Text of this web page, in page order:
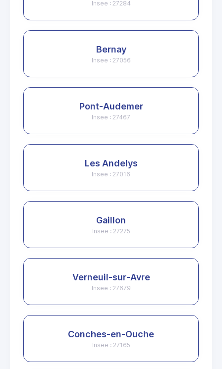
Insee : 27284
Bernay
Insee : 27056
Pont-Audemer
Insee : 27467
Les Andelys
Insee : 27016
Gaillon
Insee : 27275
Verneuil-sur-Avre
Insee : 27679
Conches-en-Ouche
Insee : 27165